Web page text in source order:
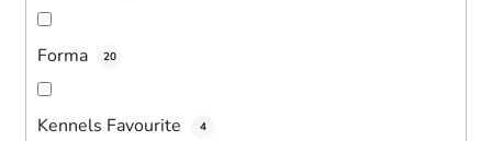
Forma 20
Kennels Favourite 4